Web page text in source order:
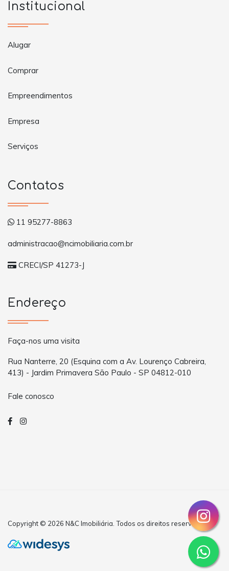
Institucional
Alugar
Comprar
Empreendimentos
Empresa
Serviços
Contatos
11 95277-8863
administracao@ncimobiliaria.com.br
CRECI/SP 41273-J
Endereço
Faça-nos uma visita
Rua Nanterre, 20 (Esquina com a Av. Lourenço Cabreira,
413) - Jardim Primavera São Paulo - SP 04812-010
Fale conosco
Copyright © 2026 N&C Imobiliária. Todos os direitos reservados.